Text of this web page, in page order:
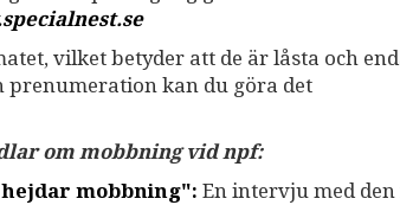
vilket betyder att de är låsta och
prenumeration kan du göra det
om mobbning vid npf:
mobbning": En intervju med